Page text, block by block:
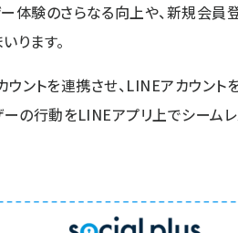
体験のさらなる向上や、新規会員
ります。
トを連携させ、LINEアカウント
ーの行動をLINEアプリ上でシーム